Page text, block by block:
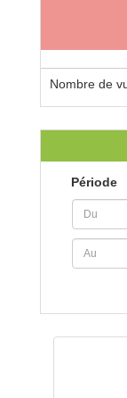
Nombre de
Période